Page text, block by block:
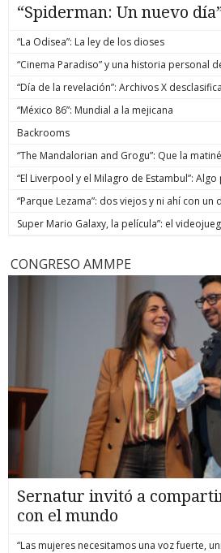
“Spiderman: Un nuevo
“La Odisea”: La ley de los dioses
“Cinema Paradiso” y una historia personal
“Día de la revelación”: Archivos X
“México 86”: Mundial a la mejicana
Backrooms
“The Mandalorian and Grogu”: Que la
“El Liverpool y el Milagro de Estambul”:
“Parque Lezama”: dos viejos y ni ahí con un
Super Mario Galaxy, la película”: el
CONGRESO AMMPE
Sernatur invitó a
con el mundo
“Las mujeres necesitamos una voz fuerte,